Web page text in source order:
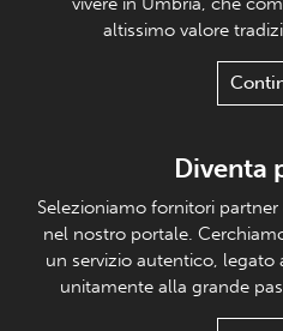
altissimo valore
Diventa
Selezioniamo fornitori
nel nostro portale.
un servizio autentico, legato
unitamente alla grande